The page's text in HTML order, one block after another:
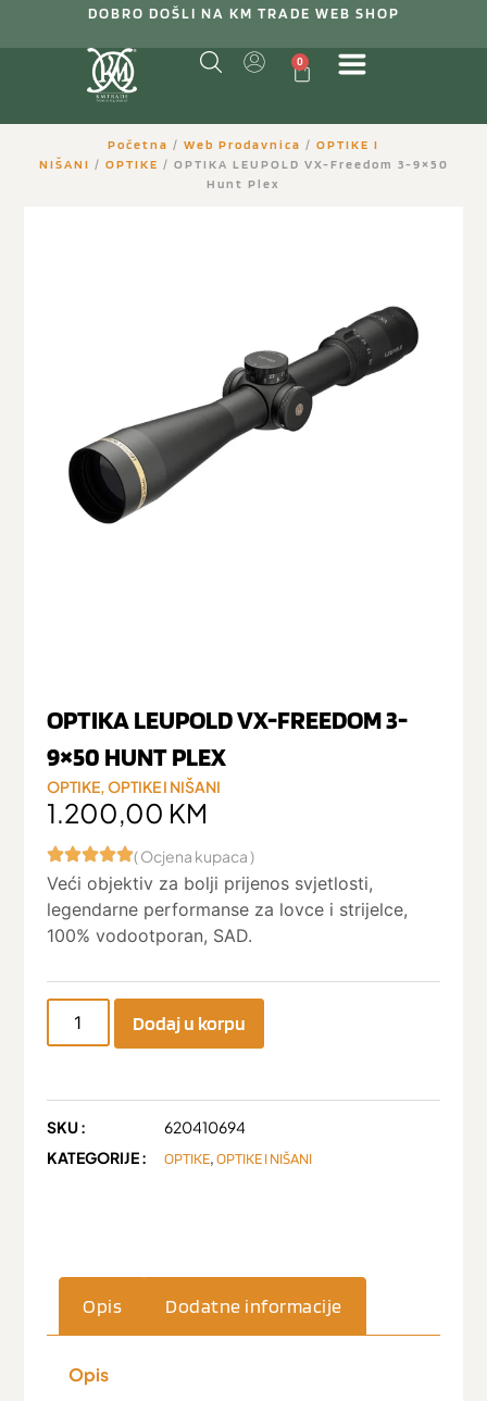
DOBRO DOŠLI NA KM TRADE WEB SHOP
0
Početna / Web Prodavnica / OPTIKE I
NIŠANI / OPTIKE / OPTIKA LEUPOLD VX-Freedom 3-9×50
Hunt Plex
OPTIKA LEUPOLD VX-FREEDOM 3-
9×50 HUNT PLEX
OPTIKE,OPTIKE I NIŠANI
1.200,00 KM
( Ocjena kupaca )
Veći objektiv za bolji prijenos svjetlosti,
legendarne performanse za lovce i strijelce,
100% vodootporan, SAD.
Dodaj u korpu
SKU :
620410694
KATEGORIJE :
OPTIKE,OPTIKE I NIŠANI
Opis Dodatne informacije
Opis